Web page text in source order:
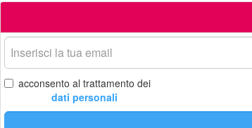
La
tua
email
acconsento al trattamento dei
dati personali